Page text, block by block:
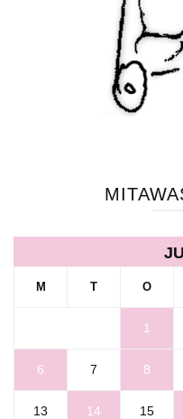
M T O
1
6 7 8
13 14 15